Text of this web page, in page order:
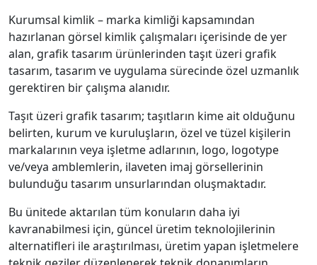
Kurumsal kimlik – marka kimliği kapsamından
hazırlanan görsel kimlik çalışmaları içerisinde de yer
alan, grafik tasarım ürünlerinden taşıt üzeri grafik
tasarım, tasarım ve uygulama sürecinde özel uzmanlık
gerektiren bir çalışma alanıdır.
Taşıt üzeri grafik tasarım; taşıtların kime ait olduğunu
belirten, kurum ve kuruluşların, özel ve tüzel kişilerin
markalarının veya işletme adlarının, logo, logotype
ve/veya amblemlerin, ilaveten imaj görsellerinin
bulunduğu tasarım unsurlarından oluşmaktadır.
Bu ünitede aktarılan tüm konuların daha iyi
kavranabilmesi için, güncel üretim teknolojilerinin
alternatifleri ile araştırılması, üretim yapan işletmelere